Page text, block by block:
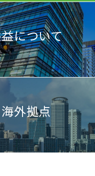
について
外拠点